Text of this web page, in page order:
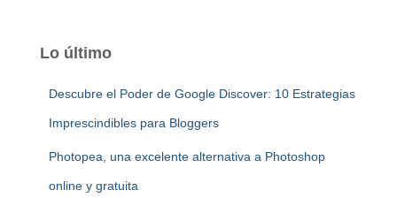
Lo último
Descubre el Poder de Google Discover: 10 Estrategias
Imprescindibles para Bloggers
Photopea, una excelente alternativa a Photoshop
online y gratuita